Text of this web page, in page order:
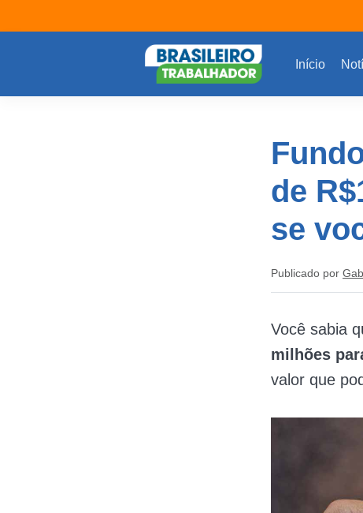
Início
de
se
Publicado por
Você sabia
milhões
valor que